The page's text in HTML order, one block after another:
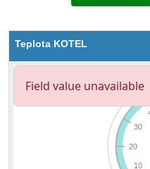
Teplota KOTEL